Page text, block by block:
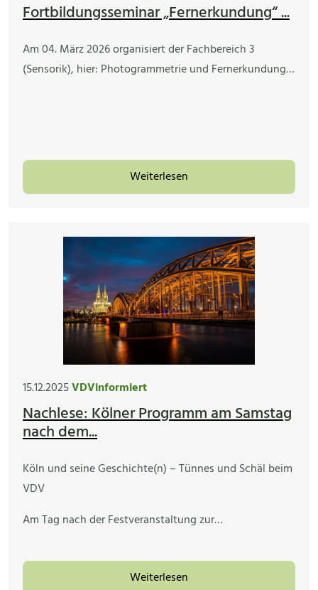
Fortbildungsseminar „Fernerkundung“ ...
Am 04. März 2026 organisiert der Fachbereich 3
(Sensorik), hier: Photogrammetrie und Fernerkundung…
Weiterlesen
15.12.2025VDVinformiert
Nachlese: Kölner Programm am Samstag
nach dem...
Köln und seine Geschichte(n) – Tünnes und Schäl beim
VDV
Am Tag nach der Festveranstaltung zur…
Weiterlesen